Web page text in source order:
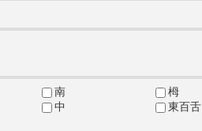
南
栂
中
東百舌